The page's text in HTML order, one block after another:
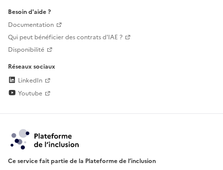
Besoin d'aide ?
Documentation
Qui peut bénéficier des contrats d'IAE ?
Disponibilité
Réseaux sociaux
LinkedIn
Youtube
Ce service fait partie de la Plateforme de l’inclusion